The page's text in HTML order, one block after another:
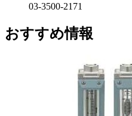
03-3500-2171
おすすめ情報